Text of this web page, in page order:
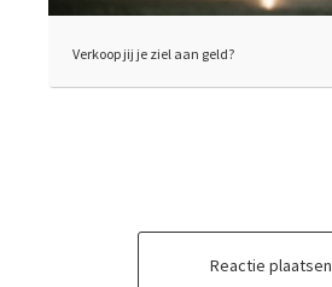
Verkoop jij je ziel aan geld?
Reactie plaatsen